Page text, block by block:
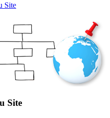
Site
Site